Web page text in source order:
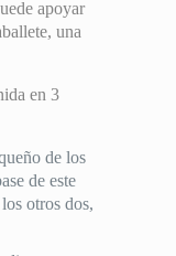
apoyar
una
en 3
de los
de este
otros dos,